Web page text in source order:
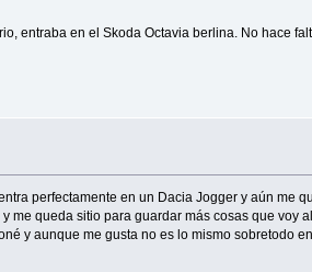
entraba en el Skoda Octavia berlina. No hace
perfectamente en un Dacia Jogger y aún me
queda sitio para guardar más cosas que voy
y aunque me gusta no es lo mismo sobretodo